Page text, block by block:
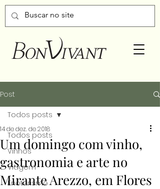
Post
Todos posts
Vinhos
Viagem
Enoturismo
Todos posts
Um domingo com vinho,
gastronomia e arte no
Mirante Arezzo, em Flores
14 de dez. de 2018